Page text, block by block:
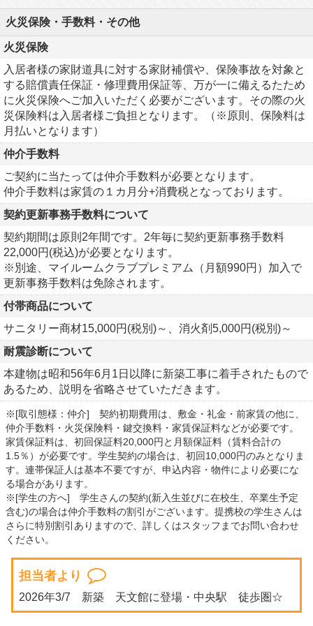
火災保険・手数料・その他
火災保険
入居者様の家財道具に対する家財補償や、保険事故を対象と
する賠償責任保証・修理費用保証等、万が一に備えるたため
に火災保険へご加入いただく必要がございます。その際の火
災保険料は入居者様ご負担となります。（※原則、保険料は
月払いとなります）
仲介手数料
ご契約に当たっては仲介手数料が必要となります。
仲介手数料は家賃の１カ月分+消費税となっております。
契約更新事務手数料について
契約期間は原則2年間です。2年毎に契約更新事務手数料
22,000円(税込)が必要となります。
※別途、マイルームクラブプレミアム（月額990円）加入で
更新事務手数料は免除されます。
付帯商品について
サニタリー商材15,000円(税別)～、消火剤5,000円(税別)～
耐震診断について
本建物は昭和56年6月1日以降に新築工事に着手されたもので
あるため、説明を省略させていただきます。
※[取引態様：仲介] 契約初期費用は、敷金・礼金・前家賃の他に、
仲介手数料・火災保険料・鍵交換料・家賃保証料などが必要です。
家賃保証料は、初回保証料20,000円と月額保証料（賃料合計の
1.5％）が必要です。学生契約の場合は、初回10,000円のみとなりま
す。連帯保証人は基本不要ですが、申込内容・物件により必要にな
る場合があります。
※[学生の方へ] 学生さんの契約(新入生並びに在校生、卒業生予定
含む)の場合は仲介手数料の割引がございます。提携校の学生さんは
さらに特別割引ありますので、詳しくはスタッフまでお問い合わせ
ください。
担当者より
2026年3/7 新築 天文館に登場・中央駅 徒歩圏☆